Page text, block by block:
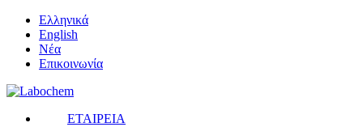
Ελληνικά
English
Νέα
Επικοινωνία
ΕΤΑΙΡΕΙΑ